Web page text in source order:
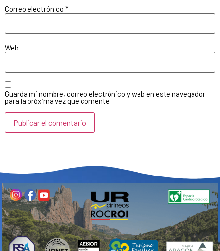
Correo electrónico *
Web
Guarda mi nombre, correo electrónico y web en este navegador
para la próxima vez que comente.